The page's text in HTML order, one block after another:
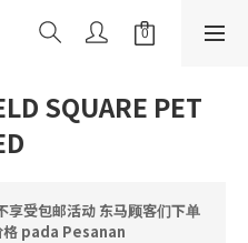
SQUARE PET
享受包邮活动 东马顾客们下单
格 pada Pesanan